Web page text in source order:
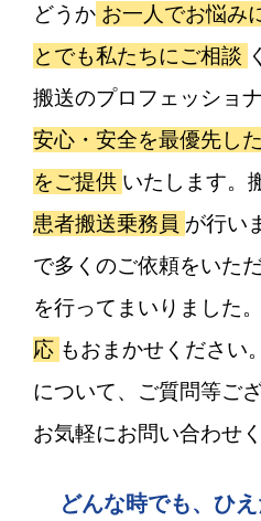
どうか お一人でお悩み
とでも私たちにご相談
搬送のプロフェッショ
安心・安全を最優先し
をご提供 いたします。
患者搬送乗務員 が行い
で多くのご依頼をいた
を行ってまいりました。
応 もおまかせください
について、ご質問等ご
お気軽にお問い合わせく
どんな時でも、ひ